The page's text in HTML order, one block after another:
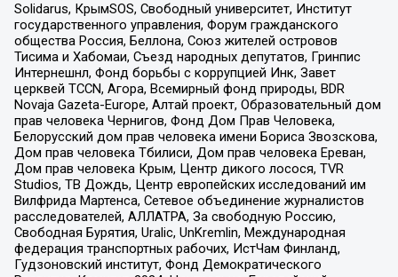
Solidarus, КрымSOS, Свободный университет, Институт
государственного управления, Форум гражданского
общества Россия, Беллона, Союз жителей островов
Тисима и Хабомаи, Съезд народных депутатов, Гринпис
Интернешнл, Фонд борьбы с коррупцией Инк, Завет
церквей TCCN, Агора, Всемирный фонд природы, BDR
Novaja Gazeta-Europe, Алтай проект, Образовательный дом
прав человека Чернигов, Фонд Дом Прав Человека,
Белорусский дом прав человека имени Бориса Звозскова,
Дом прав человека Тбилиси, Дом прав человека Ереван,
Дом прав человека Крым, Центр дикого лосося, TVR
Studios, ТВ Дождь, Центр европейских исследований им
Вилфрида Мартенса, Сетевое объединение журналистов
расследователей, АЛЛАТРА, За свободную Россию,
Свободная Бурятия, Uralic, UnKremlin, Международная
федерация транспортных рабочих, ИстЧам Финланд,
Гудзоновский институт, Фонд Демократического